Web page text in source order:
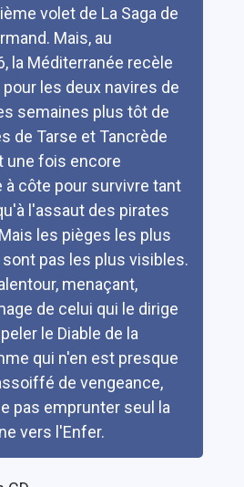
volet de La Saga de
Mais, au
la Méditerranée recèle
les deux navires de
semaines plus tôt de
de Tarse et Tancrède
une fois encore
côte pour survivre tant
l'assaut des pirates
les pièges les plus
pas les plus visibles.
menaçant,
de celui qui le dirige
le Diable de la
qui n'en est presque
de vengeance,
pas emprunter seul la
vers l'Enfer.